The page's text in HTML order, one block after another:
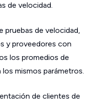
de velocidad.
pruebas de velocidad,
y proveedores con
los promedios de
mismos parámetros.
de clientes de